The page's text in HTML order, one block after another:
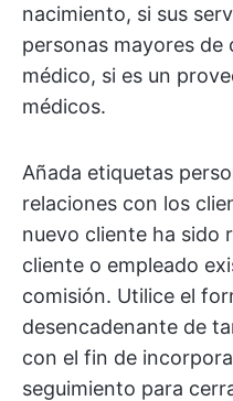
nacimiento, si sus
personas mayores
médico, si es un
médicos.
Añada etiquetas
relaciones con los
nuevo cliente ha sido
cliente o empleado
comisión. Utilice el
desencadenante de
con el fin de
seguimiento para